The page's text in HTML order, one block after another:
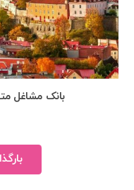
بانک مشاغل